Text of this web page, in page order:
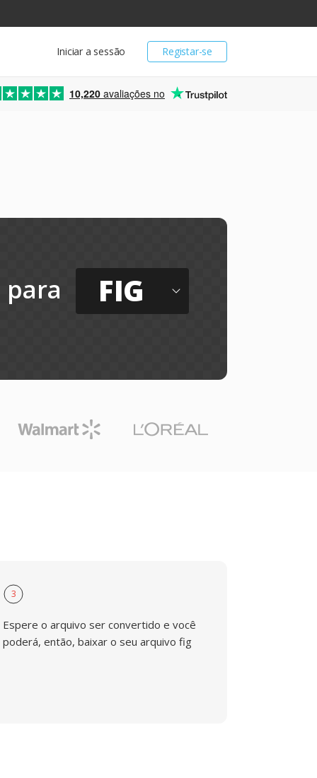
Registar-se
Iniciar a sessão
10,220 avaliações no
para FIG
3
Espere o arquivo ser convertido e você
poderá, então, baixar o seu arquivo fig